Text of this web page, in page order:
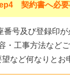
契約書へ必要
番号及び登録印が
・工事方法など
など何なりとお